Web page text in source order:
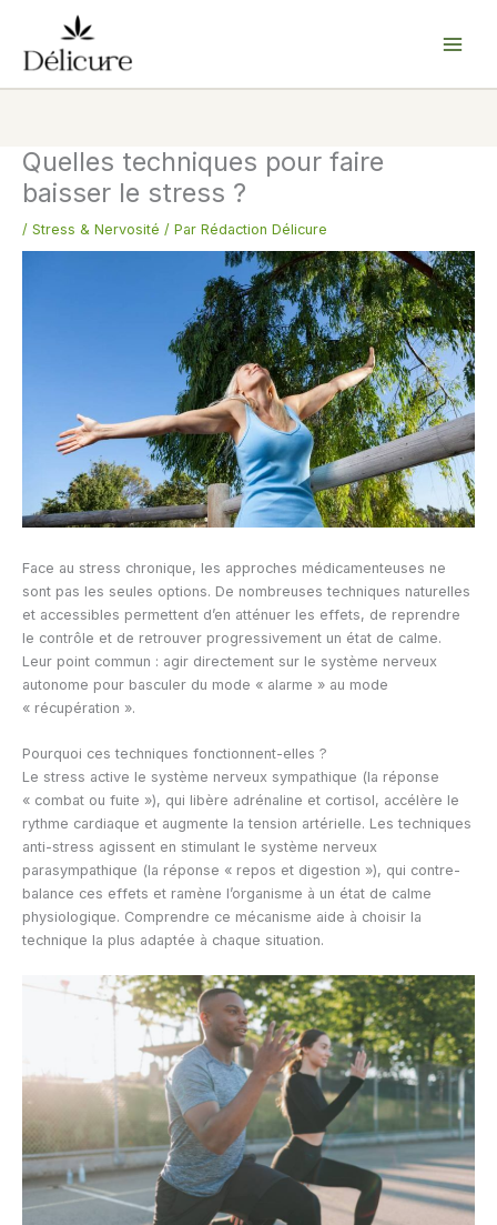
contenu
Quelles techniques pour faire
baisser le stress ?
/ Stress & Nervosité / Par Rédaction Délicure
Face au stress chronique, les approches médicamenteuses ne
sont pas les seules options. De nombreuses techniques naturelles
et accessibles permettent d’en atténuer les effets, de reprendre
le contrôle et de retrouver progressivement un état de calme.
Leur point commun : agir directement sur le système nerveux
autonome pour basculer du mode « alarme » au mode
« récupération ».
Pourquoi ces techniques fonctionnent-elles ?
Le stress active le système nerveux sympathique (la réponse
« combat ou fuite »), qui libère adrénaline et cortisol, accélère le
rythme cardiaque et augmente la tension artérielle. Les techniques
anti-stress agissent en stimulant le système nerveux
parasympathique (la réponse « repos et digestion »), qui contre-
balance ces effets et ramène l’organisme à un état de calme
physiologique. Comprendre ce mécanisme aide à choisir la
technique la plus adaptée à chaque situation.